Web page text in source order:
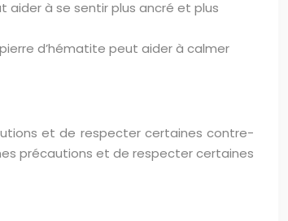
aider à se sentir plus ancré et plus
d’hématite peut aider à calmer
et de respecter certaines contre-
précautions et de respecter certaines